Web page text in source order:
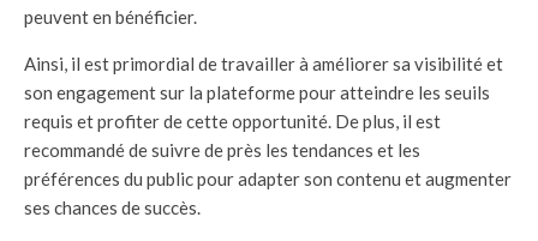
peuvent en bénéficier.
Ainsi, il est primordial de travailler à améliorer sa visibilité et
son engagement sur la plateforme pour atteindre les seuils
requis et profiter de cette opportunité. De plus, il est
recommandé de suivre de près les tendances et les
préférences du public pour adapter son contenu et augmenter
ses chances de succès.